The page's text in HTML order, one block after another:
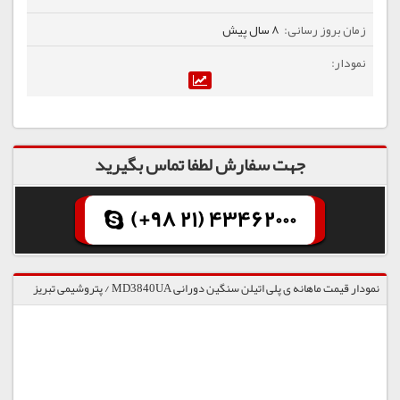
8 سال پیش
جهت سفارش لطفا تماس بگیرید
(+98 21) 43462000
نمودار قیمت ماهانه ی پلی اتیلن سنگین دورانی MD3840UA / پتروشیمی تبریز